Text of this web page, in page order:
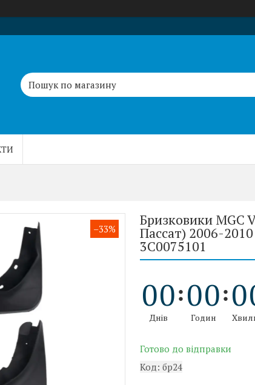
–33%
Бризковики MGC
Пассат) 2006-
3C0075101
00
Днів
00
Годин
0
Готово до відправки
Код: бр24